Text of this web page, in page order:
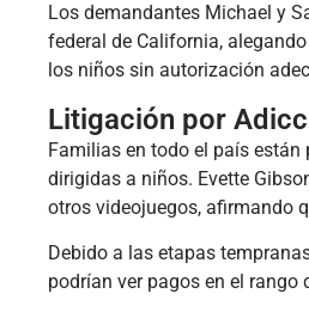
Los demandantes Michael y
federal de California,
los niños sin autorización
Litigación por
Familias en todo el país
dirigidas a niños. Evette
otros videojuegos, afirmando
Debido a las etapas
podrían ver pagos en el rango